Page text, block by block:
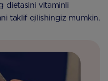
dietasini vitaminli
taklif qilishingiz mumkin.